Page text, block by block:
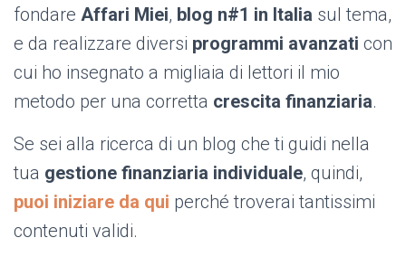
fondare Affari Miei, blog n#1 in Italia sul tema,
e da realizzare diversi programmi avanzati con
cui ho insegnato a migliaia di lettori il mio
metodo per una corretta crescita finanziaria.
Se sei alla ricerca di un blog che ti guidi nella
tua gestione finanziaria individuale, quindi,
puoi iniziare da qui perché troverai tantissimi
contenuti validi.